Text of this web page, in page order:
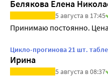
Белякова Елена
5 августа в 17:45
Принимаю постоянно.
Цикло-прогинова 21 шт.
Ирина
5 августа в 08:37